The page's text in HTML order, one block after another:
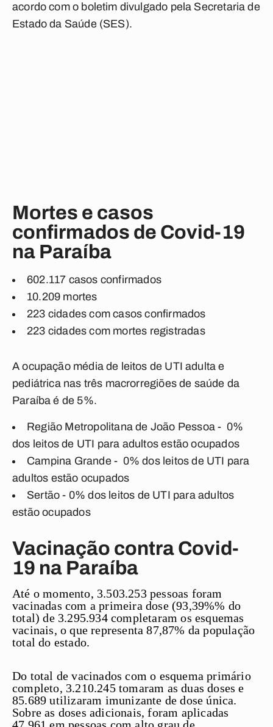
acordo com o boletim divulgado pela Secretaria de
Estado da Saúde (SES).
Mortes e casos
confirmados de Covid-19
na Paraíba
602.117 casos confirmados
10.209 mortes
223 cidades com casos confirmados
223 cidades com mortes registradas
A ocupação média de leitos de UTI adulta e
pediátrica nas três macrorregiões de saúde da
Paraíba é de 5%.
Região Metropolitana de João Pessoa - 0%
dos leitos de UTI para adultos estão ocupados
Campina Grande - 0% dos leitos de UTI para
adultos estão ocupados
Sertão - 0% dos leitos de UTI para adultos
estão ocupados
Vacinação contra Covid-
19 na Paraíba
Até o momento, 3.503.253 pessoas foram
vacinadas com a primeira dose (93,39%% do
total) de 3.295.934 completaram os esquemas
vacinais, o que representa 87,87% da população
total do estado.
Do total de vacinados com o esquema primário
completo, 3.210.245 tomaram as duas doses e
85.689 utilizaram imunizante de dose única.
Sobre as doses adicionais, foram aplicadas